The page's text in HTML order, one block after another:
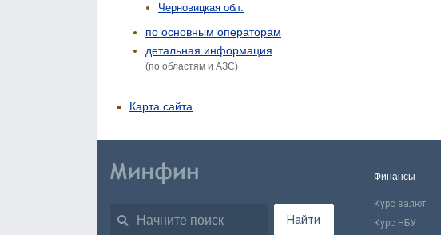
Черновицкая обл.
по основным операторам
детальная информация
(по областям и АЗС)
Карта сайта
Найти
Финансы
Курс валют
Курс НБУ